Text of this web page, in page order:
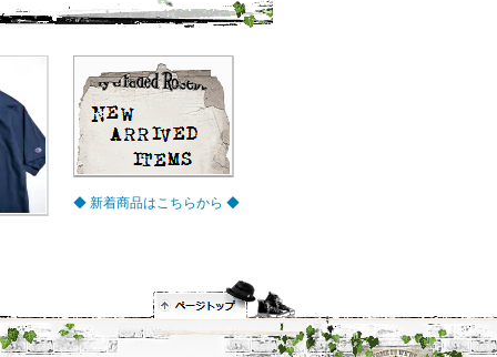
◆ 新着商品はこちらから ◆